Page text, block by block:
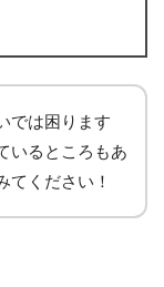
では困ります
いるところもあ
てください！